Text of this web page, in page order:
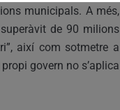
municipals. A més,
de 90 milions
així com sotmetre a
govern no s’aplica